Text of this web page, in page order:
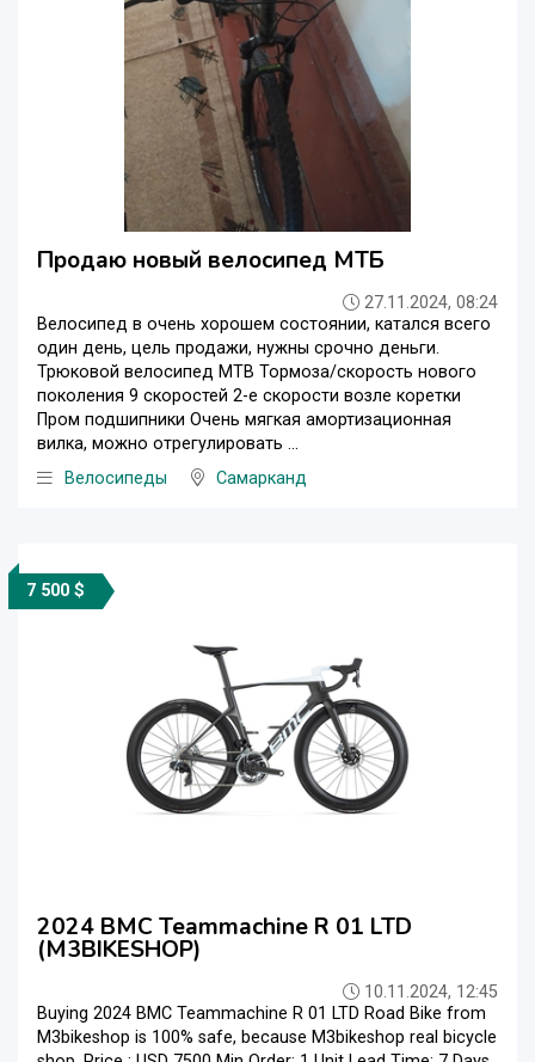
Продаю новый велосипед МТБ
27.11.2024, 08:24
Велосипед в очень хорошем состоянии, катался всего
один день, цель продажи, нужны срочно деньги.
Трюковой велосипед MTB Тормоза/скорость нового
поколения 9 скоростей 2-е скорости возле коретки
Пром подшипники Очень мягкая амортизационная
вилка, можно отрегулировать ...
Велосипеды
Самарканд
7 500 $
2024 BMC Teammachine R 01 LTD
(M3BIKESHOP)
10.11.2024, 12:45
Buying 2024 BMC Teammachine R 01 LTD Road Bike from
M3bikeshop is 100% safe, because M3bikeshop real bicycle